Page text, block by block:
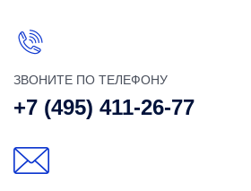
ЗВОНИТЕ ПО ТЕЛЕФОНУ
+7 (495) 411-26-77